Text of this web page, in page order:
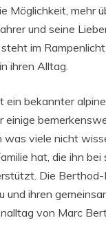
Möglichkeit, mehr
und seine
im
ihren Alltag.
ein bekannter
einige
was viele nicht
hat, die ihn
Die Berthod-
und ihren
von Marc